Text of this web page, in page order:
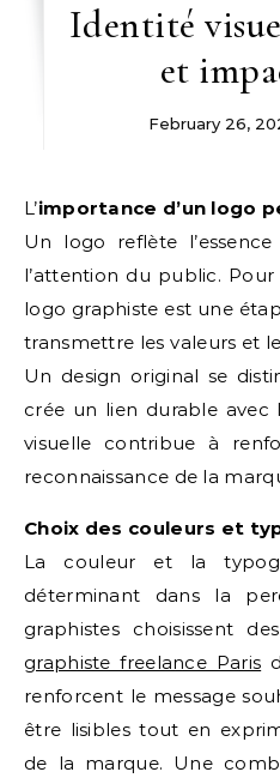
Identité
et
February 26,
L’importance d’un logo
Un logo reflète
l’attention du public.
logo graphiste est une
transmettre les valeurs et
Un design original se
crée un lien durable avec
visuelle contribue à
reconnaissance de la
Choix des couleurs et
La couleur et la
déterminant dans la
graphistes choisissent
graphiste freelance Paris
renforcent le message
être lisibles tout en
de la marque. Une